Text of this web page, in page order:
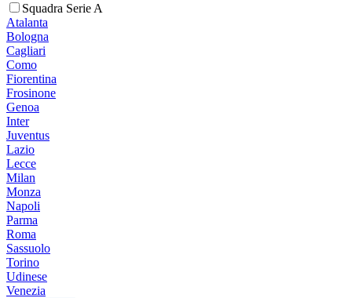
Squadra Serie A
Atalanta
Bologna
Cagliari
Como
Fiorentina
Frosinone
Genoa
Inter
Juventus
Lazio
Lecce
Milan
Monza
Napoli
Parma
Roma
Sassuolo
Torino
Udinese
Venezia